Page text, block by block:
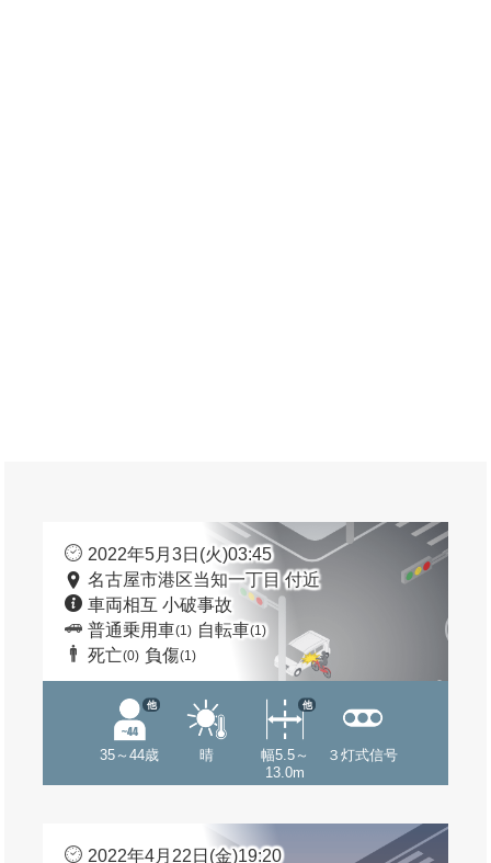
2022年5月3日(火)03:45
名古屋市港区当知一丁目 付近
車両相互 小破事故
普通乗用車(1) 自転車(1)
死亡(0) 負傷(1)
35～44歳
他
晴
幅5.5～
13.0m
他
３灯式信号
2022年4月22日(金)19:20